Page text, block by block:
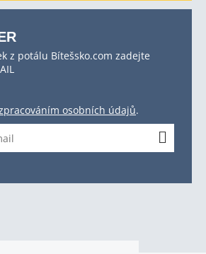
z potálu Bítešsko.com zadejte
osobních údajů.